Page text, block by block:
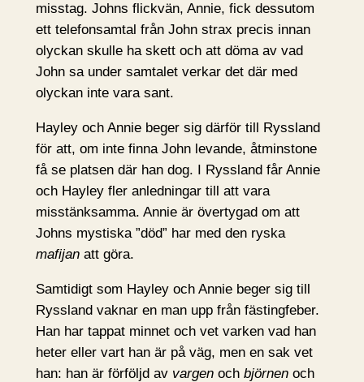
misstag. Johns flickvän, Annie, fick dessutom
ett telefonsamtal från John strax precis innan
olyckan skulle ha skett och att döma av vad
John sa under samtalet verkar det där med
olyckan inte vara sant.
Hayley och Annie beger sig därför till Ryssland
för att, om inte finna John levande, åtminstone
få se platsen där han dog. I Ryssland får Annie
och Hayley fler anledningar till att vara
misstänksamma. Annie är övertygad om att
Johns mystiska ”död” har med den ryska
mafijanatt göra.
Samtidigt som Hayley och Annie beger sig till
Ryssland vaknar en man upp från fästingfeber.
Han har tappat minnet och vet varken vad han
heter eller vart han är på väg, men en sak vet
han: han är förföljd av vargenoch björnenoch